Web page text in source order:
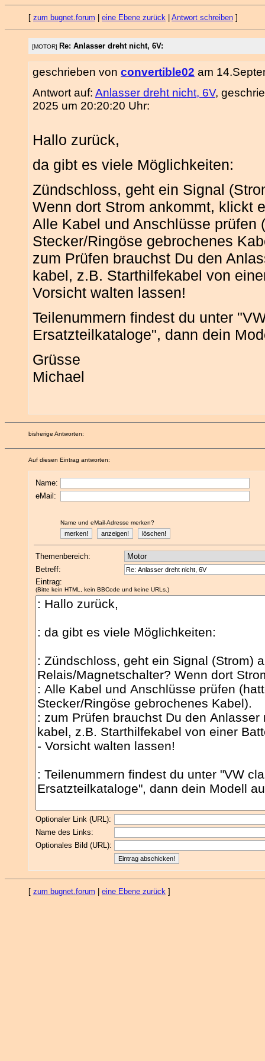
[ zum bugnet.forum eine Ebene zurück Antwort schreiben ]
[MOTOR] Re: Anlasser dreht nicht, 6V:
geschrieben von convertible02 am
Antwort auf: Anlasser dreht nicht, 6V,
2025 um 20:20:20 Uhr:
Hallo zurück,
da gibt es viele Möglichkeiten:
Zündschloss, geht ein Signal
Wenn dort Strom ankommt, klickt
Alle Kabel und Anschlüsse prüfen
Stecker/Ringöse gebrochenes
zum Prüfen brauchst Du den
kabel, z.B. Starthilfekabel von
Vorsicht walten lassen!
Teilenummern findest du unter
Ersatzteilkataloge", dann dein
Grüsse
Michael
bisherige Antworten:
Auf diesen Eintrag antworten:
Name:
eMail:
Name und eMail-Adresse merken?
Themenbereich:
Betreff:
Eintrag:
(Bitte kein HTML, kein BBCode und keine URLs.)
Optionaler Link (URL):
Name des Links:
Optionales Bild (URL):
[ zum bugnet.forum eine Ebene zurück ]